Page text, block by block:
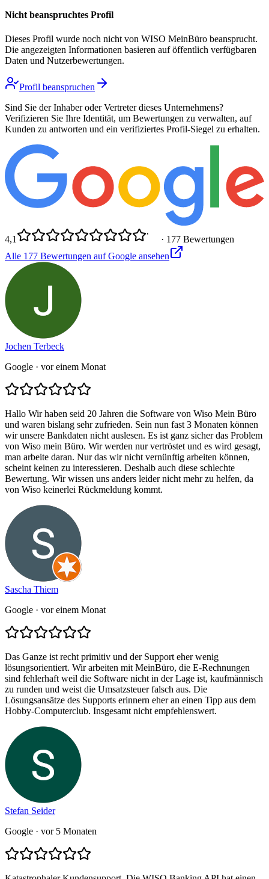
Nicht beanspruchtes Profil
Dieses Profil wurde noch nicht von WISO MeinBüro beansprucht.
Die angezeigten Informationen basieren auf öffentlich verfügbaren
Daten und Nutzerbewertungen.
Profil beanspruchen
Sind Sie der Inhaber oder Vertreter dieses Unternehmens?
Verifizieren Sie Ihre Identität, um Bewertungen zu verwalten, auf
Kunden zu antworten und ein verifiziertes Profil-Siegel zu erhalten.
4,1 · 177 Bewertungen
Alle 177 Bewertungen auf Google ansehen
Jochen Terbeck
Google · vor einem Monat
Hallo Wir haben seid 20 Jahren die Software von Wiso Mein Büro
und waren bislang sehr zufrieden. Sein nun fast 3 Monaten können
wir unsere Bankdaten nicht auslesen. Es ist ganz sicher das Problem
von Wiso mein Büro. Wir werden nur vertröstet und es wird gesagt,
man arbeite daran. Nur das wir nicht vernünftig arbeiten können,
scheint keinen zu interessieren. Deshalb auch diese schlechte
Bewertung. Wir wissen uns anders leider nicht mehr zu helfen, da
von Wiso keinerlei Rückmeldung kommt.
Sascha Thiem
Google · vor einem Monat
Das Ganze ist recht primitiv und der Support eher wenig
lösungsorientiert. Wir arbeiten mit MeinBüro, die E-Rechnungen
sind fehlerhaft weil die Software nicht in der Lage ist, kaufmännisch
zu runden und weist die Umsatzsteuer falsch aus. Die
Lösungsansätze des Supports erinnern eher an einen Tipp aus dem
Hobby-Computerclub. Insgesamt nicht empfehlenswert.
Stefan Seider
Google · vor 5 Monaten